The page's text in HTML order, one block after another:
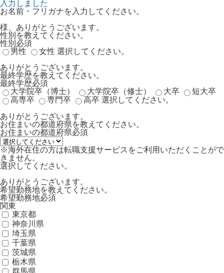
入力しました
お名前・フリガナを入力してください。
様、ありがとうございます。
性別を教えてください。
性別 必須
男性
女性 選択してください。
ありがとうございます。
最終学歴を教えてください。
最終学歴必須
大学院卒（博士）
大学院卒（修士） 大卒
短大卒
高専卒
専門卒 高卒 選択してください。
ありがとうございます。
お住まいの都道府県を教えてください。
お住まいの都道府県必須
※海外在住の方は転職支援サービスをご利用いただくことがで
きません。
選択してください。
ありがとうございます。
希望勤務地を教えてください。
希望勤務地必須
関東
東京都
神奈川県
埼玉県
千葉県
茨城県
栃木県
群馬県